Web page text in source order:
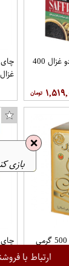
ارتباط با
چای سیاه زعفران و هل دو غزال 400
غزال 400 گرمی
500 گرمی
❌
بازی